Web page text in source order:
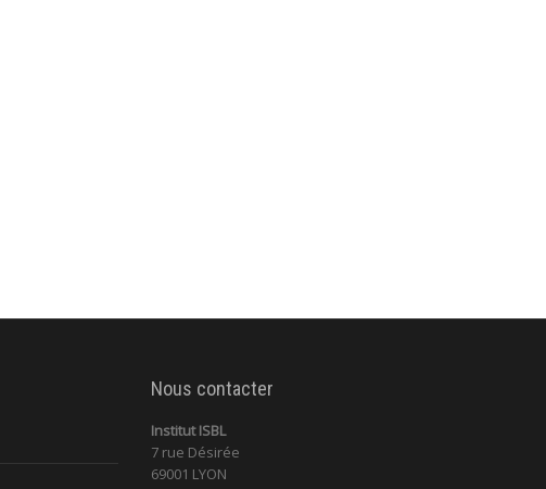
Nous contacter
Institut ISBL
7 rue Désirée
69001 LYON